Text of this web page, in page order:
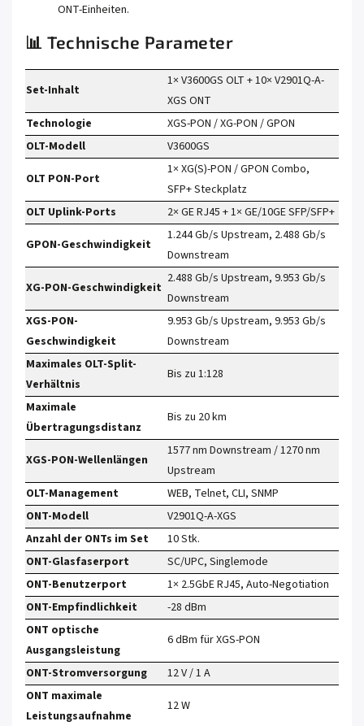
ONT-Einheiten.
📊 Technische Parameter
Set-Inhalt
1× V3600GS OLT + 10× V2901Q-A-
XGS ONT
Technologie
XGS-PON / XG-PON / GPON
OLT-Modell
V3600GS
OLT PON-Port
1× XG(S)-PON / GPON Combo,
SFP+ Steckplatz
OLT Uplink-Ports
2× GE RJ45 + 1× GE/10GE SFP/SFP+
GPON-Geschwindigkeit
1.244 Gb/s Upstream, 2.488 Gb/s
Downstream
XG-PON-Geschwindigkeit
2.488 Gb/s Upstream, 9.953 Gb/s
Downstream
XGS-PON-
Geschwindigkeit
9.953 Gb/s Upstream, 9.953 Gb/s
Downstream
Maximales OLT-Split-
Verhältnis
Bis zu 1:128
Maximale
Übertragungsdistanz
Bis zu 20 km
XGS-PON-Wellenlängen
1577 nm Downstream / 1270 nm
Upstream
OLT-Management
WEB, Telnet, CLI, SNMP
ONT-Modell
V2901Q-A-XGS
Anzahl der ONTs im Set
10 Stk.
ONT-Glasfaserport
SC/UPC, Singlemode
ONT-Benutzerport
1× 2.5GbE RJ45, Auto-Negotiation
ONT-Empfindlichkeit
-28 dBm
ONT optische
Ausgangsleistung
6 dBm für XGS-PON
ONT-Stromversorgung
12 V / 1 A
ONT maximale
Leistungsaufnahme
12 W